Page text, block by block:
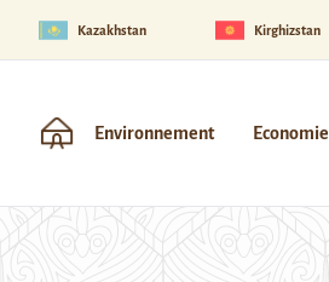
Kazakhstan Kirghizstan
Environnement Economie